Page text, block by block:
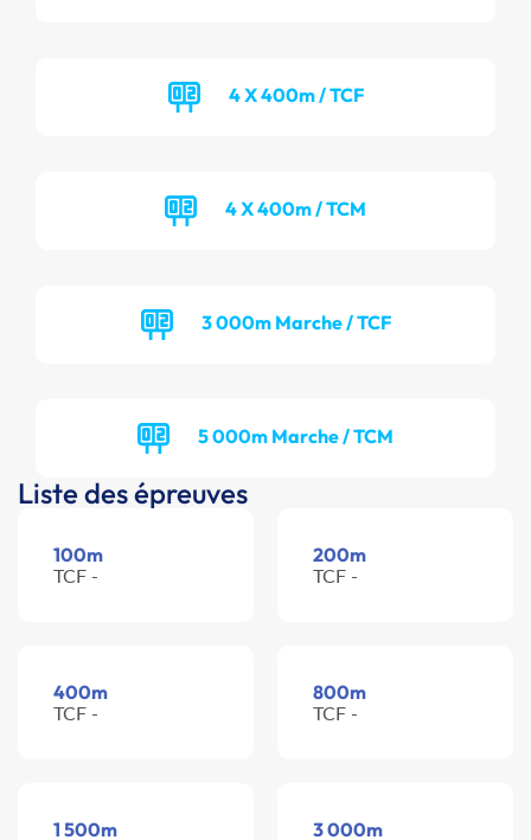
4 X 400m / TCF
4 X 400m / TCM
3 000m Marche / TCF
5 000m Marche / TCM
Liste des épreuves
100m
TCF -
200m
TCF -
400m
TCF -
800m
TCF -
1 500m 3 000m